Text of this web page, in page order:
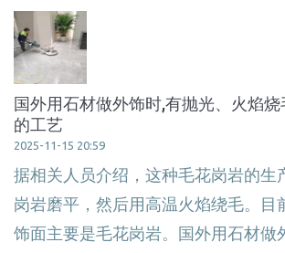
国外用石材做外饰时,有抛光、火焰烧
的工艺
2025-11-15 20:59
据相关人员介绍，这种毛花岗岩的生
岗岩磨平，然后用高温火焰绕毛。目
饰面主要是毛花岗岩。国外用石材做